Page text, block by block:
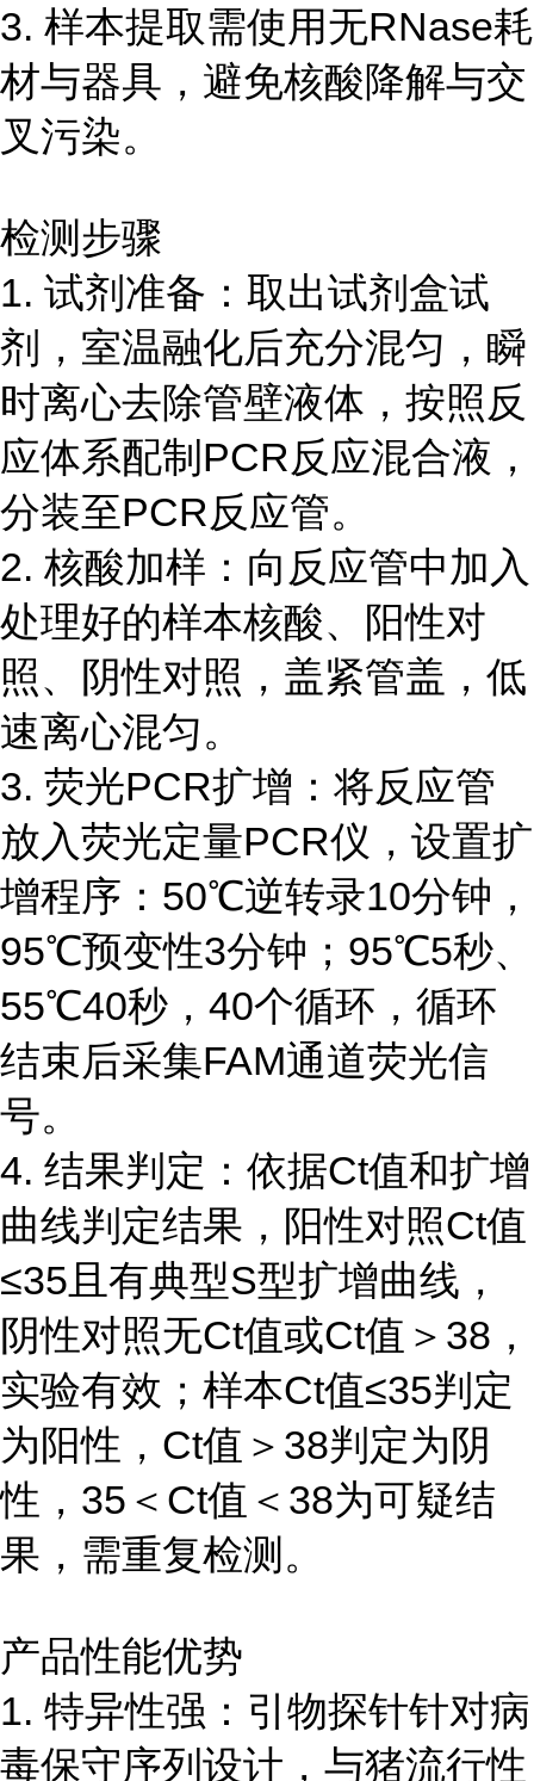
3. 样本提取需使用无RNase耗
材与器具，避免核酸降解与交
叉污染。
检测步骤
1. 试剂准备：取出试剂盒试
剂，室温融化后充分混匀，瞬
时离心去除管壁液体，按照反
应体系配制PCR反应混合液，
分装至PCR反应管。
2. 核酸加样：向反应管中加入
处理好的样本核酸、阳性对
照、阴性对照，盖紧管盖，低
速离心混匀。
3. 荧光PCR扩增：将反应管
放入荧光定量PCR仪，设置扩
增程序：50℃逆转录10分钟，
95℃预变性3分钟；95℃5秒、
55℃40秒，40个循环，循环
结束后采集FAM通道荧光信
号。
4. 结果判定：依据Ct值和扩增
曲线判定结果，阳性对照Ct值
≤35且有典型S型扩增曲线，
阴性对照无Ct值或Ct值＞38，
实验有效；样本Ct值≤35判定
为阳性，Ct值＞38判定为阴
性，35＜Ct值＜38为可疑结
果，需重复检测。
产品性能优势
1. 特异性强：引物探针针对病
毒保守序列设计，与猪流行性